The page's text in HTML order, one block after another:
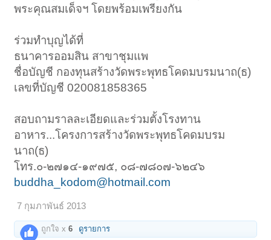
พระคุณสมเด็จฯ โดยพร้อมเพรียงกัน
ร่วมทำบุญได้ที่
ธนาคารออมสิน สาขาชุมแพ
ชื่อบัญชี กองทุนสร้างวัดพระพุทธโคดมบรมนาถ(ธ)
เลขที่บัญชี 020081858365
สอบถามราลละเอียดและร่วมตั้งโรงทาน
อาหาร...โครงการสร้างวัดพระพุทธโคดมบรม
นาถ(ธ)
โทร.๐-๒๗๑๔-๑๙๗๕, ๐๘-๗๘๐๗-๖๒๔๖
buddha_kodom@hotmail.com
7 กุมภาพันธ์ 2013
ถูกใจ x6 ดูรายการ